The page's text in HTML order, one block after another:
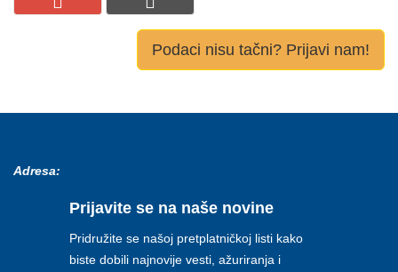
Podaci nisu tačni? Prijavi nam!
Adresa:
Prijavite se na naše novine
Pridružite se našoj pretplatničkoj listi kako
biste dobili najnovije vesti, ažuriranja i